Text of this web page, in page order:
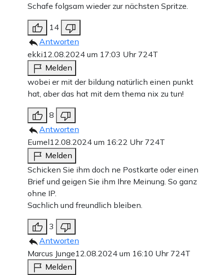
Schafe folgsam wieder zur nächsten Spritze.
14
Antworten
ekki12.08.2024 um 17:03 Uhr 724T
Melden
wobei er mit der bildung natürlich einen punkt
hat, aber das hat mit dem thema nix zu tun!
8
Antworten
Eumel12.08.2024 um 16:22 Uhr 724T
Melden
Schicken Sie ihm doch ne Postkarte oder einen
Brief und geigen Sie ihm Ihre Meinung. So ganz
ohne IP.
Sachlich und freundlich bleiben.
3
Antworten
Marcus Junge12.08.2024 um 16:10 Uhr 724T
Melden